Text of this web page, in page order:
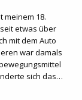
meinem 18.
etwas über
mit dem Auto
war damals
sich das…